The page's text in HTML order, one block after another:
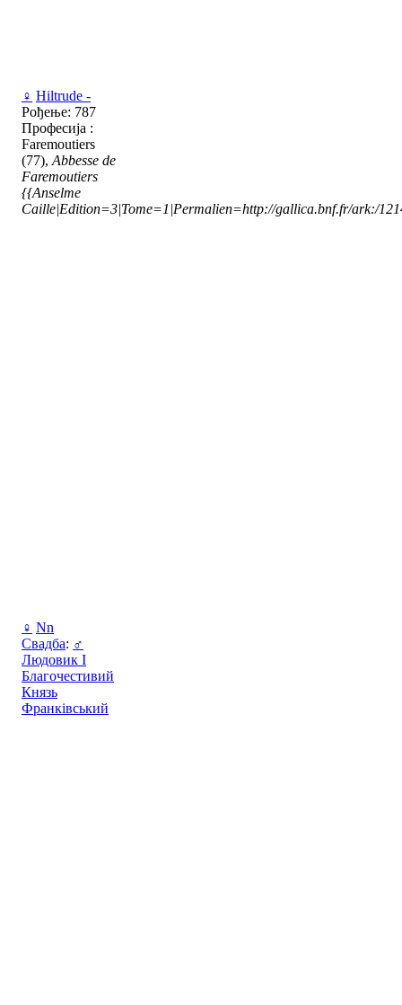
♀ Hiltrude -
Рођење: 787
Професија :
Faremoutiers
(77), Abbesse de
Faremoutiers
{{Anselme
Caille|Edition=3|Tome=1|Permalien=http://gallica.bnf.fr/ark:/
♀ Nn
Свадба: ♂
Людовик I
Благочестивий
Князь
Франківський